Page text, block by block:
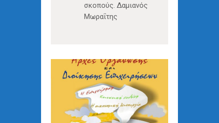
σκοπούς. Δαμιανός
Μωραΐτης